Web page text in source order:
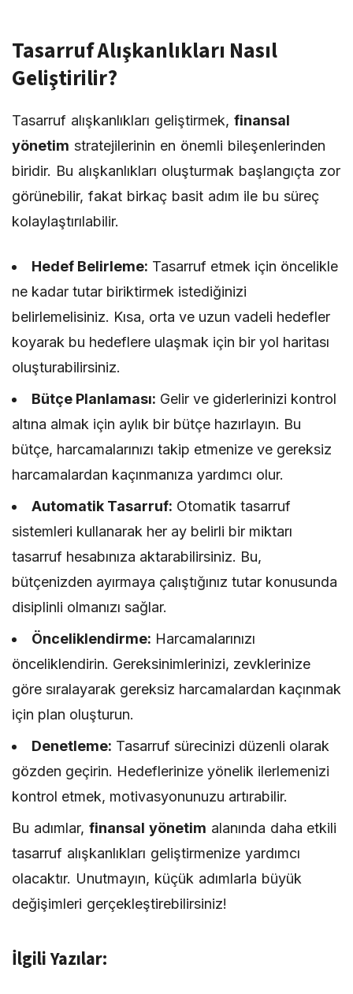
Tasarruf Alışkanlıkları Nasıl
Geliştirilir?
Tasarruf alışkanlıkları geliştirmek, finansal
yönetim stratejilerinin en önemli bileşenlerinden
biridir. Bu alışkanlıkları oluşturmak başlangıçta zor
görünebilir, fakat birkaç basit adım ile bu süreç
kolaylaştırılabilir.
Hedef Belirleme: Tasarruf etmek için öncelikle
ne kadar tutar biriktirmek istediğinizi
belirlemelisiniz. Kısa, orta ve uzun vadeli hedefler
koyarak bu hedeflere ulaşmak için bir yol haritası
oluşturabilirsiniz.
Bütçe Planlaması: Gelir ve giderlerinizi kontrol
altına almak için aylık bir bütçe hazırlayın. Bu
bütçe, harcamalarınızı takip etmenize ve gereksiz
harcamalardan kaçınmanıza yardımcı olur.
Automatik Tasarruf: Otomatik tasarruf
sistemleri kullanarak her ay belirli bir miktarı
tasarruf hesabınıza aktarabilirsiniz. Bu,
bütçenizden ayırmaya çalıştığınız tutar konusunda
disiplinli olmanızı sağlar.
Önceliklendirme: Harcamalarınızı
önceliklendirin. Gereksinimlerinizi, zevklerinize
göre sıralayarak gereksiz harcamalardan kaçınmak
için plan oluşturun.
Denetleme: Tasarruf sürecinizi düzenli olarak
gözden geçirin. Hedeflerinize yönelik ilerlemenizi
kontrol etmek, motivasyonunuzu artırabilir.
Bu adımlar, finansal yönetim alanında daha etkili
tasarruf alışkanlıkları geliştirmenize yardımcı
olacaktır. Unutmayın, küçük adımlarla büyük
değişimleri gerçekleştirebilirsiniz!
İlgili Yazılar: